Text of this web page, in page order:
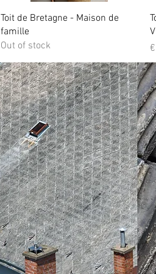
Quick View
Toit de Bretagne - Maison de
famille
Out of stock